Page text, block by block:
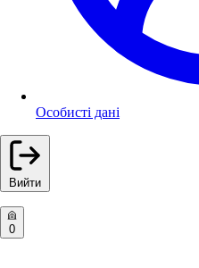
Особисті дані
Вийти
0